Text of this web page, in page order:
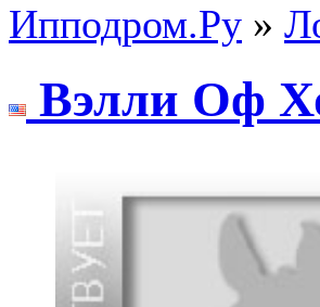
Ипподром.Ру »
Bэлли Oф